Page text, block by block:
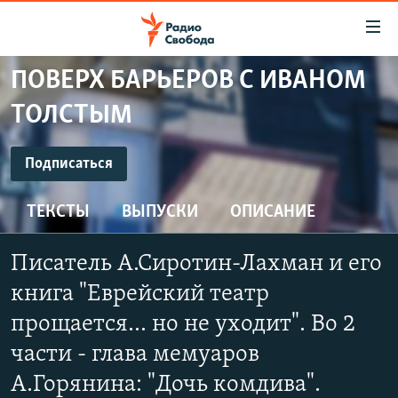
упрощенного
доступа
Вернуться
к
основному
содержанию
Вернутся
главной
навигации
поиску
ПРОГРАММЫ
ПОДКАСТЫ
АВТОРСКИЕ ПРОЕКТЫ
ЦИТАТЫ СВОБОДЫ
МНЕНИЯ
КУЛЬТУРА
IDEL.РЕАЛИИ
КАВКАЗ.РЕАЛИИ
СЕВЕР.РЕАЛИИ
СИБИРЬ.РЕАЛИИ
ПОВЕРХ БАРЬЕРОВ С ИВАНОМ
ТОЛСТЫМ
ПодписатьсяПОДПИСАТЬСЯ
YouTube
Подписаться
ТЕКСТЫ ВЫПУСКИ ОПИСАНИЕ
Писатель А.Сиротин-Лахман и его
книга "Еврейский театр
прощается... но не уходит". Во 2
части - глава мемуаров
А.Горянина: "Дочь комдива".